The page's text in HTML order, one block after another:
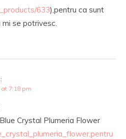
633),pentru ca sunt
mi se potrivesc.
7:18 pm
Crystal Plumeria Flower